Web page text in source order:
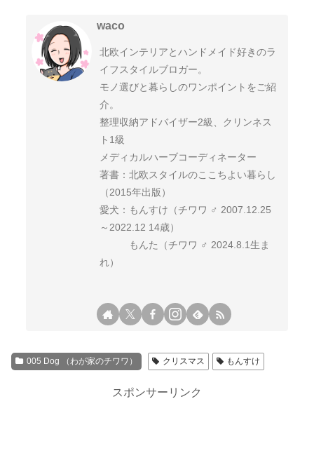
waco
北欧インテリアとハンドメイド好きのラ
イフスタイルブロガー。
モノ選びと暮らしのワンポイントをご紹
介。
整理収納アドバイザー2級、クリンネス
ト1級
メディカルハーブコーディネーター
著書：北欧スタイルのここちよい暮らし
（2015年出版）
愛犬：もんすけ（チワワ ♂ 2007.12.25
～2022.12 14歳）
もんた（チワワ ♂ 2024.8.1生ま
れ）
005 Dog （わが家のチワワ） クリスマス もんすけ
スポンサーリンク